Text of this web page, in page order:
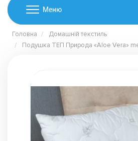
Меню
Домашній текстиль
Ковдри
Подушки
Пледи
Покривала
Рушники
Наматрацники
Дитячі товари
Товари для дому
Машинки для стрижки та
Головна
Домашній текстиль
Подушка ТЕП Природа «Aloe Vera»